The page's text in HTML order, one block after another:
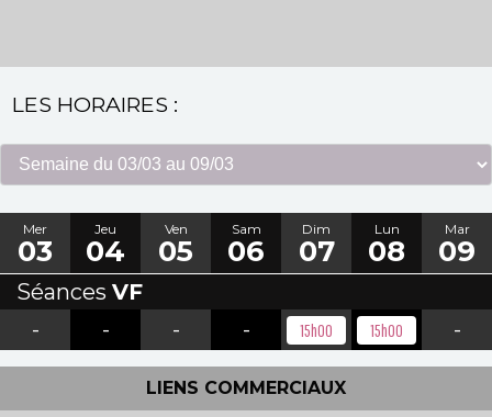
LES HORAIRES :
Mer
03
Jeu
04
Ven
05
Sam
06
Dim
07
Lun
08
Mar
09
Séances VF
-
- - - 15h00 15h00 -
LIENS COMMERCIAUX